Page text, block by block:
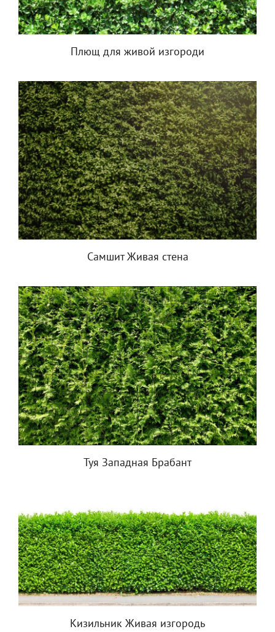
Плющ для живой изгороди
Самшит Живая стена
Туя Западная Брабант
Кизильник Живая изгородь